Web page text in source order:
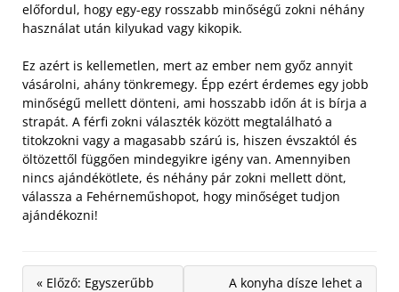
előfordul, hogy egy-egy rosszabb minőségű zokni néhány
használat után kilyukad vagy kikopik.
Ez azért is kellemetlen, mert az ember nem győz annyit
vásárolni, ahány tönkremegy. Épp ezért érdemes egy jobb
minőségű mellett dönteni, ami hosszabb időn át is bírja a
strapát. A férfi zokni választék között megtalálható a
titokzokni vagy a magasabb szárú is, hiszen évszaktól és
öltözettől függően mindegyikre igény van. Amennyiben
nincs ajándékötlete, és néhány pár zokni mellett dönt,
válassza a Fehérneműshopot, hogy minőséget tudjon
ajándékozni!
« Előző: Egyszerűbb
A konyha dísze lehet a